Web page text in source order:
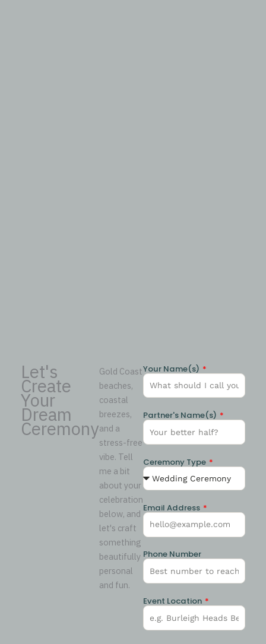
Let's
Create
Your
Dream
Ceremony
Gold Coast
beaches,
coastal
breezes,
and a
stress-free
vibe. Tell
me a bit
about your
celebration
below, and
let's craft
something
beautifully
personal
and fun.
Your Name(s)
Partner's Name(s)
Ceremony Type
Email Address
Phone Number
Event Location